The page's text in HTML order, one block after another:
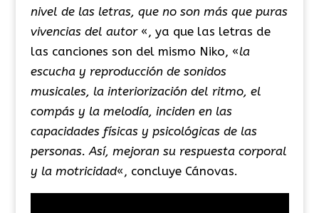
nivel de las letras, que no son más que puras
vivencias del autor «, ya que las letras de
las canciones son del mismo Niko, «la
escucha y reproducción de sonidos
musicales, la interiorización del ritmo, el
compás y la melodía, inciden en las
capacidades físicas y psicológicas de las
personas. Así, mejoran su respuesta corporal
y la motricidad«, concluye Cánovas.